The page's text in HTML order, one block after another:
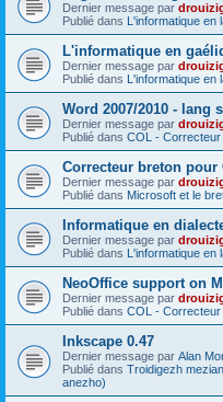
Dernier message par
Publié dans L'informatique en
L'informatique en
Dernier message par
Publié dans L'informatique en
Word 2007/2010 - lang
Dernier message par
Publié dans COL - Correcteur
Correcteur breton pour
Dernier message par
Publié dans Microsoft et le
Informatique en
Dernier message par
Publié dans L'informatique en
NeoOffice support on
Dernier message par
Publié dans COL - Correcteur
Inkscape 0.47
Dernier message par Alan
Publié dans Troidigezh
anezho)